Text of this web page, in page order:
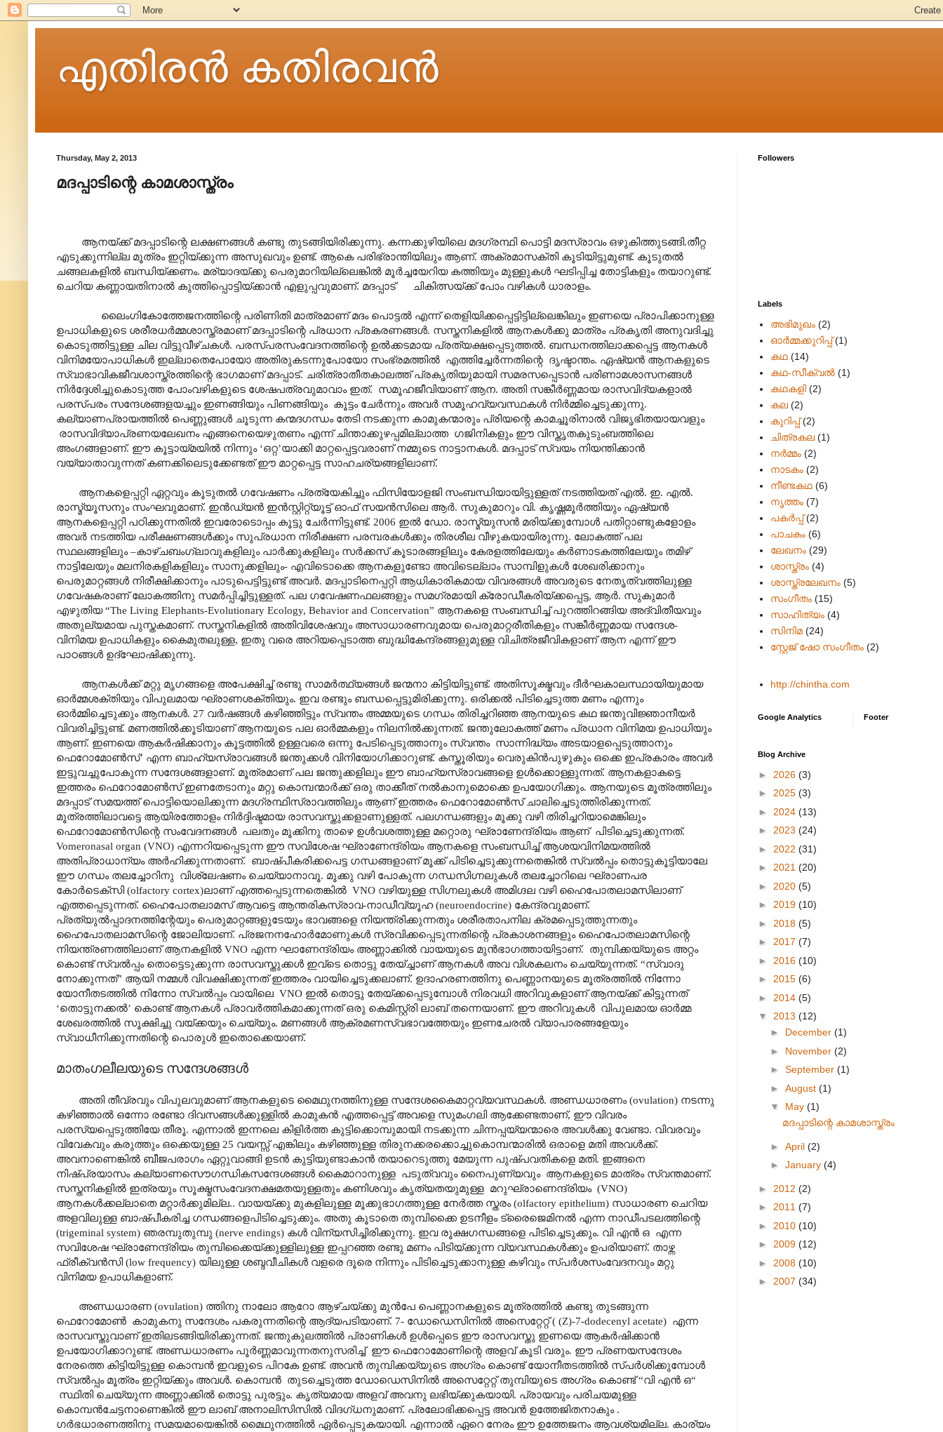
എതിരന്‍ കതിരവന്‍
Thursday, May 2, 2013
മദപ്പാടിന്റെ കാമശാസ്ത്രം
ആനയ്ക്ക് മദപ്പാടിന്റെ ലക്ഷണങ്ങൾ കണ്ടു തുടങ്ങിയിരിക്കുന്നു. കന്നക്കുഴിയിലെ മദഗ്രന്ഥി പൊട്ടി മദസ്രാവം ഒഴുകിത്തുടങ്ങി.തീറ്റ
എടുക്കുന്നില്ല മൂത്രം ഇറ്റിയ്ക്കുന്ന അസുഖവും ഉണ്ട്. ആകെ പരിഭ്രാന്തിയിലും ആണ്. അക്രമാസക്തി കൂടിയിട്ടുമുണ്ട്. കൂടുതൽ
ചങ്ങലകളിൽ ബന്ധിയ്ക്കണം. മര്യാദയ്ക്കു പെരുമാറിയില്ലെങ്കിൽ മൂർച്ചയേറിയ കത്തിയും മുള്ളുകൾ ഘടിപ്പിച്ച തോട്ടികളും തയാറുണ്ട്.
ചെറിയ കണ്ണായതിനാൽ കുത്തിപ്പൊട്ടിയ്ക്കാൻ എളുപ്പവുമാണ്. മദപ്പാട് ചികിത്സയ്ക്ക് പോം വഴികൾ ധാരാളം.
ലൈംഗികോത്തേജനത്തിന്റെ പരിണിതി മാത്രമാണ് മദം പൊട്ടൽ എന്ന് തെളിയിക്കപ്പെട്ടിട്ടില്ലെങ്കിലും ഇണയെ പ്രാപിക്കാനുള്ള
ഉപാധികളുടെ ശരീരധർമ്മശാസ്ത്രമാണ് മദപ്പാടിന്റെ പ്രധാന പ്രകരണങ്ങൾ. സസ്തനികളിൽ ആനകൾക്കു മാത്രം പ്രകൃതി അനുവദിച്ചു
കൊടുത്തിട്ടുള്ള ചില വിട്ടുവീഴ്ചകൾ. പരസ്പരസംവേദനത്തിന്റെ ഉൽക്കടമായ പ്രത്യക്ഷപ്പെടുത്തൽ. ബന്ധനത്തിലാക്കപ്പെട്ട ആനകൾ
വിനിമയോപാധികൾ ഇല്ലാതെപോയോ അതിരുകടന്നുപോയോ സംഭ്രമത്തിൽ എത്തിച്ചേർന്നതിന്റെ ദൃഷ്ടാന്തം. ഏഷ്യൻ ആനകളുടെ
സ്വാഭാവികജീവശാസ്ത്രത്തിന്റെ ഭാഗമാണ് മദപ്പാട്. ചരിത്രാതീതകാലത്ത് പ്രകൃതിയുമായി സമരസപ്പെടാൻ പരിണാമശാസനങ്ങൾ
നിർദ്ദേശിച്ചുകൊടുത്ത പോംവഴികളുടെ ശേഷപത്രവുമാവാം ഇത്. സമൂഹജീവിയാണ് ആന. അതി സങ്കീർണ്ണമായ രാസവിദ്യകളാൽ
പരസ്പരം സന്ദേശങ്ങളയച്ചും ഇണങ്ങിയും പിണങ്ങിയും കൂട്ടം ചേർന്നും അവർ സമൂഹവ്യവസ്ഥകൾ നിർമ്മിച്ചെടുക്കുന്നു.
കല്യാണപ്രാ‍യത്തിൽ പെണ്ണുങ്ങൾ ചൂടുന്ന കന്മദഗന്ധം തേടി നടക്കുന്ന കാമുകന്മാരും പ്രിയന്റെ കാമച്ചൂരിനാൽ വിജൃഭിതയായവളും
രാസവിദ്യാപ്രണയലേഖനം എങ്ങനെയെഴുതണം എന്ന് ചിന്താക്കുഴപ്പമില്ലാത്ത ഗജിനികളും ഈ വിസ്തൃതകുടുംബത്തിലെ
അംഗങ്ങളാണ്. ഈ കൂട്ടായ്മയിൽ നിന്നും ‘ഒറ്റ’യാക്കി മാറ്റപ്പെട്ടവരാണ് നമ്മുടെ നാട്ടാനകൾ. മദപ്പാട് സ്വയം നിയന്തിക്കാൻ
വയ്യാതാവുന്നത് കണക്കിലെടുക്കേണ്ടത് ഈ മാറ്റപ്പെട്ട സാഹചര്യങ്ങളിലാണ്.
ആനകളെപ്പറ്റി ഏറ്റവും കൂടുതൽ ഗവേഷണം പ്രത്യേകിച്ചും ഫിസിയോളജി സംബന്ധിയായിട്ടുള്ളത് നടത്തിയത് എൽ. ഇ. എൽ.
രാസ്മ്യൂസനും സംഘവുമാണ്. ഇൻഡ്യൻ ഇൻസ്റ്റിറ്റ്യൂട്ട് ഓഫ് സയൻസിലെ ആ‍ർ. സുകുമാറും വി. കൃഷ്ണമൂർത്തിയും ഏഷ്യൻ
ആനകളെപ്പറ്റി പഠിക്കുന്നതിൽ ഇവരോടൊപ്പം കൂട്ടു ചേർന്നിട്ടുണ്ട്. 2006 ഇൽ ഡോ. രാസ്മ്യുസൻ മരിയ്ക്കുമ്പോൾ പതിറ്റാണ്ടുകളോളം
അവർ നടത്തിയ പരീക്ഷണങ്ങൾക്കും സുപ്രധാന നിരീക്ഷണ പരമ്പരകൾക്കും തിരശീല വീഴുകയായിരുന്നു. ലോകത്ത് പല
സ്ഥലങ്ങളിലും –കാഴ്ചബംഗ്ലാവുകളിലും പാർക്കുകളിലും സർക്കസ് കൂടാരങ്ങളിലും കേരളത്തിലേയും കർണാടകത്തിലേയും തമിഴ്
നാട്ടിലേയും മലനിരകളികളിലും സാനുക്കളിലും- എവിടൊക്കെ ആനകളുണ്ടോ അവിടെല്ലാം സാമ്പിളുകൾ ശേഖരിക്കാനും
പെരുമാറ്റങ്ങൾ നിരീക്ഷിക്കാനും പാടുപെട്ടിട്ടുണ്ട് അവർ. മദപ്പാടിനെപ്പറ്റി ആധികാരികമായ വിവരങ്ങൾ അവരുടെ നേതൃത്വത്തിലുള്ള
ഗവേഷകരാണ് ലോകത്തിനു സമർപ്പിച്ചിട്ടുള്ളത്. പല ഗവേഷണഫലങ്ങളും സമഗ്രമായി ക്രോഡീകരിയ്ക്കപ്പെട്ട, ആർ. സുകുമാർ
എഴുതിയ “The Living Elephants-Evolutionary Ecology, Behavior and Concervation” ആനകളെ സംബന്ധിച്ച് പുറത്തിറങ്ങിയ അദ്വിതീയവും
അതുല്യമായ പുസ്തകമാണ്. സസ്തനികളിൽ അതിവിശേഷവും അസാധാരണവുമായ പെരുമാറ്റരീതികളും സങ്കീർണ്ണമായ സന്ദേശ-
വിനിമയ ഉപാധികളും കൈമുതലുള്ള, ഇതു വരെ അറിയപ്പെടാത്ത ബുദ്ധികേന്ദ്രങ്ങളുമുള്ള വിചിത്രജീവികളാണ് ആന എന്ന് ഈ
പാഠങ്ങൾ ഉദ്ഘോഷിക്കുന്നു.
ആനകൾക്ക് മറ്റു മൃഗങ്ങളെ അപേക്ഷിച്ച് രണ്ടു സാമർത്ഥ്യങ്ങൾ ജന്മനാ കിട്ടിയിട്ടുണ്ട്. അതിസൂക്ഷ്മവും ദീർഘകാലസ്ഥായിയുമായ
ഓർമ്മശക്തിയും വിപുലമായ ഘ്രാണശക്തിയും. ഇവ രണ്ടും ബന്ധപ്പെട്ടുമിരിക്കുന്നു. ഒരിക്കൽ പിടിച്ചെടുത്ത മണം എന്നും
ഓർമ്മിച്ചെടുക്കും ആനകൾ. 27 വർഷങ്ങൾ കഴിഞ്ഞിട്ടും സ്വന്തം അമ്മയുടെ ഗന്ധം തിരിച്ചറിഞ്ഞ ആനയുടെ കഥ ജന്തുവിജ്ഞാനീയർ
വിവരിച്ചിട്ടുണ്ട്. മണത്തിൽക്കൂടിയാണ് ആനയുടെ പല ഓർമ്മകളും നിലനിൽക്കുന്നത്. ജന്തുലോകത്ത് മണം പ്രധാന വിനിമയ ഉപാധിയും
ആണ്. ഇണയെ ആകർഷിക്കാനും കൂട്ടത്തിൽ ഉള്ളവരെ ഒന്നു പേടിപ്പെടുത്താനും സ്വന്തം സാന്നിദ്ധ്യം അടയാളപ്പെടുത്താനും
ഫെറോമോൺസ്’ എന്ന ബാഹ്യസ്രാവങ്ങൾ ജന്തുക്കൾ വിനിയോഗിക്കാറുണ്ട്. കസ്തൂരിയും വെരുകിൻപുഴുകും ഒക്കെ ഇപ്രകാരം അവർ
ഇട്ടുവച്ചുപോകുന്ന സന്ദേശങ്ങളാണ്. മൂത്രമാണ് പല ജന്തുക്കളിലും ഈ ബാഹ്യസ്രാവങ്ങളെ ഉൾക്കൊള്ളുന്നത്. ആനകളാകട്ടെ
ഇത്തരം ഫെറോമോൺസ് ഇണതേടാനും മറ്റു കൊമ്പന്മാർക്ക് ഒരു താക്കീത് നൽകാനുമൊക്കെ ഉപയോഗിക്കും. ആനയുടെ മൂത്രത്തിലും
മദപ്പാട് സമയത്ത് പൊട്ടിയൊലിക്കുന്ന മദഗ്രന്ഥിസ്രാവത്തിലും ആണ് ഇത്തരം ഫെറോമോൺസ് ചാലിച്ചെടുത്തിരിക്കുന്നത്.
മൂത്രത്തിലാവട്ടെ ആയിരത്തോളം നിർദ്ദിഷ്ടമായ രാ‍സവസ്തുക്കളാണുള്ളത്. പലഗന്ധങ്ങളും മൂക്കു വഴി തിരിച്ചറിയാമെങ്കിലും
ഫെറോമോൺസിന്റെ സംവേദനങ്ങൾ പലതും മൂക്കിനു താഴെ ഉൾവശത്തുള്ള മറ്റൊരു ഘ്രാണേന്ദ്രിയം ആണ് പിടിച്ചെടുക്കുന്നത്.
Vomeronasal organ (VNO) എന്നറിയപ്പെടുന്ന ഈ സവിശേഷ ഘ്രാണേന്ദ്രിയം ആനകളെ സംബന്ധിച്ച് ആശയവിനിമയത്തിൽ
അതിപ്രാധാന്യം അർഹിക്കുന്നതാണ്. ബാഷ്പീകരിക്കപെട്ട ഗന്ധങ്ങളാണ് മൂക്ക് പിടിച്ചെടുക്കുന്നതെങ്കിൽ സ്വൽ‌പ്പം തൊട്ടുകൂട്ടിയാലേ
ഈ ഗന്ധം തലച്ചോറിനു വിശ്ലേഷണം ചെയ്യാനാവൂ. മൂക്കു വഴി പോകുന്ന ഗന്ധസിഗ്നലുകൾ തലച്ചോറിലെ ഘ്രാ‍ണപര
കോർടെക്സി (olfactory cortex)ലാണ് എത്തപ്പെടുന്നതെങ്കിൽ VNO വഴിയുള്ള സിഗ്നലുകൾ അമിഗ്ദല വഴി ഹൈപോതലാമസിലാണ്
എത്തപ്പെടുന്നത്. ഹൈപോതലാമസ് ആവട്ടെ ആന്തരികസ്രാവ-നാഡീവ്യൂഹ (neuroendocrine) കേന്ദ്രവുമാണ്.
പ്രത്യുൽ‌പ്പാദനത്തിന്റേയും പെരുമാറ്റങ്ങളുടേയും ഭാവങ്ങളെ നിയന്ത്രിക്കുന്നതും ശരീരതാപനില ക്രമപ്പെടുത്തുന്നതും
ഹൈപോതലാമസിന്റെ ജോലിയാണ്. പ്രജനനഹോർമോണുകൾ സ്രവിക്കപ്പെടുന്നതിന്റെ പ്രകാശനങ്ങളും ഹൈപോതലാമസിന്റെ
നിയന്ത്രണത്തിലാണ് ആനകളിൽ VNO എന്ന ഘാണേന്ദ്രിയം അണ്ണാക്കിൽ വായയുടെ മുൻഭാഗത്തായിട്ടാണ്. തുമ്പിക്കയ്യുടെ അറ്റം
കൊണ്ട് സ്വൽ‌പ്പം തൊട്ടെടുക്കുന്ന രാസവസ്തുക്കൾ ഇവ്ടെ തൊട്ടു തേയ്ച്ചാണ് ആനകൾ അവ വിശകലനം ചെയ്യുന്നത്. “സ്വാദു
നോക്കുന്നത്” ആയി നമ്മൾ വിവക്ഷിക്കുന്നത് ഇത്തരം വായിച്ചെടുക്കലാണ്. ഉദാഹരണത്തിനു പെണ്ണാനയുടെ മൂത്രത്തിൽ നിന്നോ
യോനീതടത്തിൽ നിന്നോ സ്വൽ‌പ്പം വായിലെ VNO ഇൽ തൊട്ടു തേയ്ക്കപ്പെടുമ്പോൾ നിരവധി അറിവുകളാണ് ആനയ്ക്ക് കിട്ടുന്നത്
‘തൊട്ടുനക്കൽ’ കൊണ്ട് ആനകൾ പ്രാവർത്തികമാക്കുന്നത് ഒരു കെമിസ്റ്റ്രി ലാബ് തന്നെയാണ്. ഈ അറിവുകൾ വിപുലമായ ഓർമ്മ
ശേഖരത്തിൽ സൂക്ഷിച്ചു വയ്ക്കയും ചെയ്യും. മണങ്ങൾ ആക്രമണസ്വഭാവത്തേയും ഇണചേരൽ വ്യാപാരങ്ങളേയും
സ്വാധീനിക്കുന്നതിന്റെ പൊരുൾ ഇതൊക്കെയാണ്.
മാതംഗലീലയുടെ സന്ദേശങ്ങൾ
അതി തീവ്രവും വിപുലവുമാണ് ആനകളുടെ മൈഥുനത്തിനുള്ള സന്ദേശകൈമാറ്റവ്യവസ്ഥകൾ. അണ്ഡധാരണം (ovulation) നടന്നു
കഴിഞ്ഞാൽ ഒന്നോ രണ്ടോ ദിവസങ്ങൾക്കുള്ളിൽ കാമുകൻ എത്തപ്പെട്ട് അവളെ സുമംഗലി ആക്കേണ്ടതാണ്, ഈ വിവരം
പരസ്യപ്പെടുത്തിയേ തീരൂ. എന്നാൽ ഇന്നലെ കിളിർത്ത കുട്ടിക്കൊമ്പുമായി നടക്കുന്ന ചിന്നപ്പയ്യന്മാരെ അവൾക്കു വേണ്ടാ. വിവരവും
വിവേകവും കരുത്തും ഒക്കെയുള്ള 25 വയസ്സ് എങ്കിലും കഴിഞ്ഞുള്ള തിരുനക്കരക്കൊച്ചുകൊമ്പന്മാരിൽ ഒരാളെ മതി അവൾക്ക്.
അവനാണെങ്കിൽ ബീജപരാഗം ഏറ്റുവാങ്ങി ഉടൻ കുട്ടിയുണ്ടാകാൻ തയാറെടുത്തു മേയുന്ന പുഷ്പവതികളെ മതി. ഇങ്ങനെ
നിഷ്പ്രയാസം കല്യാണസൌഗന്ധികസന്ദേശങ്ങൾ കൈമാറാനുള്ള പടുത്വവും നൈപുണ്യവും ആനകളുടെ മാത്രം സ്വന്തമാണ്.
സസ്തനികളിൽ ഇത്രയും സൂക്ഷ്മസംവേദനക്ഷമതയുള്ളതും കണിശവും കൃത്യതയുമുള്ള മറുഘ്രാണെന്ദ്രിയം (VNO)
ആനകൾക്കല്ലാതെ മറ്റാർക്കുമില്ല.. വായയ്ക്കു മുകളിലുള്ള മൂക്കുഭാഗത്തുള്ള നേർത്ത സ്തരം (olfactory epithelium) സാധാരണ ചെറിയ
അളവിലുള്ള ബാഷ്പീകരിച്ച ഗന്ധങ്ങളെപിടിച്ചെടുക്കും. അതു കൂടാതെ തുമ്പിക്കൈ ഉടനീളം ട്രൈജെമിനൽ എന്ന നാഡീപടലത്തിന്റെ
(trigeminal system) ഞരമ്പുതുമ്പു (nerve endings) കൾ വിന്യസിച്ചിരിക്കുന്നു. ഇവ രൂക്ഷഗന്ധങ്ങളെ പിടിച്ചെടുക്കും. വി എൻ ഒ എന്ന
സവിശേഷ ഘ്രാണേന്ദ്രിയം തുമ്പിക്കൈയ്ക്കുള്ളിലുള്ള ഇപ്പറഞ്ഞ രണ്ടു മണം പിടിയ്ക്കുന്ന വ്യവസ്ഥകൾക്കും ഉപരിയാണ്. താഴ്ന്ന
ഫ്രീക്വൻസി (low frequency) യിലുള്ള ശബ്ദവീചികൾ വളരെ ദൂരെ നിന്നും പിടിച്ചെടുക്കാനുള്ള കഴിവും സ്പർശസംവേദനവും മറ്റു
വിനിമയ ഉപാധികളാണ്.
അണ്ഡധാരണ (ovulation) ത്തിനു നാലോ ആറോ ആഴ്ചയ്ക്കു മുൻപേ പെണ്ണാനകളുടെ മൂത്രത്തിൽ കണ്ടു തുടങ്ങുന്ന
ഫെറോമോൺ കാമുകനു സന്ദേശം പകരുന്നതിന്റെ ആദ്യപടിയാണ്. 7- ഡോഡെസിനിൽ അസെറ്റേറ്റ് ( (Z)-7-dodecenyl acetate) എന്ന
രാസവസ്തുവാണ് ഇതിലടങ്ങിയിരിക്കുന്നത്. ജന്തുകുലത്തിൽ പ്രാണികൾ ഉൾപ്പെടെ ഈ രാസവസ്തു ഇണയെ ആകർഷിക്കാൻ
ഉപയോഗിക്കാറുണ്ട്. അണ്ഡധാരണം പൂർണ്ണമാവുന്നതനുസരിച്ച് ഈ ഫെറോമോണിന്റെ അളവ് കൂടി വരും. ഈ പ്രണയസന്ദേശം
നേരത്തെ കിട്ടിയിട്ടുള്ള കൊമ്പൻ ഇവളുടെ പിറകേ ഉണ്ട്. അവൻ തുമ്പിക്കയ്യുടെ അഗ്രം കൊണ്ട് യോനീതടത്തിൽ സ്പർശിക്കുമ്പോൾ
സ്വൽ‌പ്പം മൂത്രം ഇറ്റിയ്ക്കും അവൾ. കൊമ്പൻ തുടച്ചെടുത്ത ഡോഡെസിനിൽ അസെറ്റേറ്റ് തുമ്പിയുടെ അഗ്രം കൊണ്ട് “വി എൻ ഒ“
സ്ഥിതി ചെയ്യുന്ന അണ്ണാക്കിൽ തൊട്ടു പുരട്ടും. കൃത്യമായ അളവ് അവനു ലഭിയ്ക്കുകയായി. പ്രായവും പരിചയമുള്ള
കൊമ്പൻചേട്ടനാണെങ്കിൽ ഈ ലാബ് അനാലിസിസിൽ വിദഗ്ധനുമാണ്. പ്രലോഭിക്കപ്പെട്ട അവൻ ഉത്തേജിതനാകും .
ഗർഭധാരണത്തിനു സമയമായെങ്കിൽ മൈഥുനത്തിൽ ഏർപ്പെടുകയായി. എന്നാൽ ഏറെ നേരം ഈ ഉത്തേജനം ആവശ്യമില്ല. കാര്യം
Followers
Labels
അഭിമുഖം (2)
ഓർമ്മക്കുറിപ്പ് (1)
കഥ (14)
കഥ-സീക്വല്‍ (1)
കഥകളി (2)
കല (2)
കുറിപ്പ് (2)
ചിത്രകല (1)
നർമ്മം (2)
നാടകം (2)
നീണ്ടകഥ (6)
നൃത്തം (7)
പകര്‍പ്പ് (2)
പാചകം (6)
ലേഖനം (29)
ശാസ്ത്രം (4)
ശാസ്ത്രലേഖനം (5)
സംഗീതം (15)
സാഹിത്യം (4)
സിനിമ (24)
സ്റ്റേജ് ഷോ സംഗീതം (2)
http://chintha.com
Google Analytics Footer
Blog Archive
► 2026 (3)
► 2025 (3)
► 2024 (13)
► 2023 (24)
► 2022 (31)
► 2021 (20)
► 2020 (5)
► 2019 (10)
► 2018 (5)
► 2017 (7)
► 2016 (10)
► 2015 (6)
► 2014 (5)
▼ 2013 (12)
► December (1)
► November (2)
► September (1)
► August (1)
▼ May (1)
മദപ്പാടിന്റെ കാമശാസ്ത്രം
► April (2)
► January (4)
► 2012 (2)
► 2011 (7)
► 2010 (10)
► 2009 (12)
► 2008 (10)
► 2007 (34)